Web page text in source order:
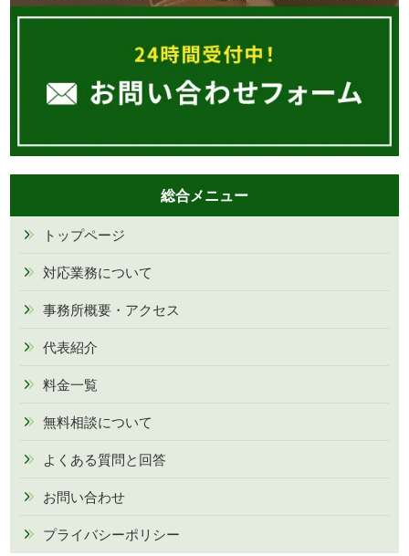
総合メニュー
トップページ
対応業務について
事務所概要・アクセス
代表紹介
料金一覧
無料相談について
よくある質問と回答
お問い合わせ
プライバシーポリシー